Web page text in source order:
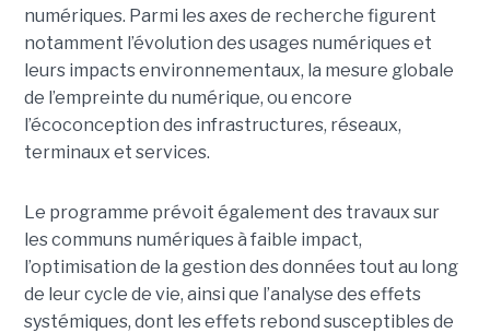
numériques. Parmi les axes de recherche figurent
notamment l’évolution des usages numériques et
leurs impacts environnementaux, la mesure globale
de l’empreinte du numérique, ou encore
l’écoconception des infrastructures, réseaux,
terminaux et services.
Le programme prévoit également des travaux sur
les communs numériques à faible impact,
l’optimisation de la gestion des données tout au long
de leur cycle de vie, ainsi que l’analyse des effets
systémiques, dont les effets rebond susceptibles de